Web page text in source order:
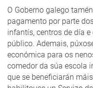
O Goberno galego
pagamento por parte
infantís, centros de día
público. Ademais,
económica para os
comedor da súa escola
que se beneficiarán